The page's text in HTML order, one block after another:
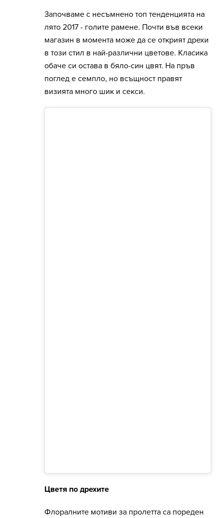
Започваме с несъмнено топ тенденцията на
лято 2017 - голите рамене. Почти във всеки
магазин в момента може да се открият дрехи
в този стил в най-различни цветове. Класика
обаче си остава в бяло-син цвят. На пръв
поглед е семпло, но всъщност правят
визията много шик и секси.
Цветя по дрехите
Флоралните мотиви за пролетта са пореден